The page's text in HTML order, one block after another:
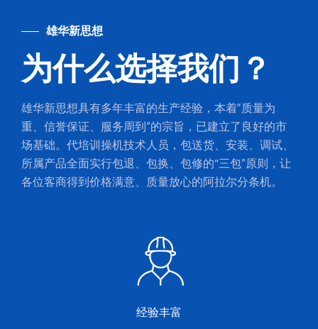
雄华新思想
为什么选择我们？
雄华新思想具有多年丰富的生产经验，本着“质量为
重、信誉保证、服务周到”的宗旨，已建立了良好的市
场基础。代培训操机技术人员，包送货、安装、调试、
所属产品全面实行包退、包换、包修的"三包”原则，让
各位客商得到价格满意、质量放心的阿拉尔分条机。
经验丰富